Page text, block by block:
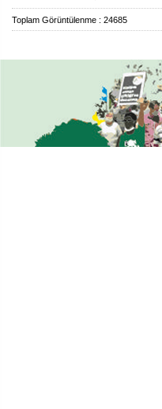
Toplam Görüntülenme : 24685